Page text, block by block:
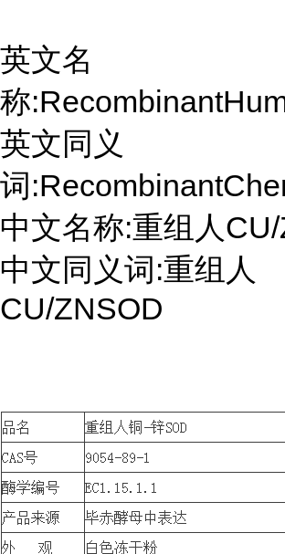
英文名
称
英文同义
词
中文名称:重组人
中文同义词:重组人
CU/ZNSOD